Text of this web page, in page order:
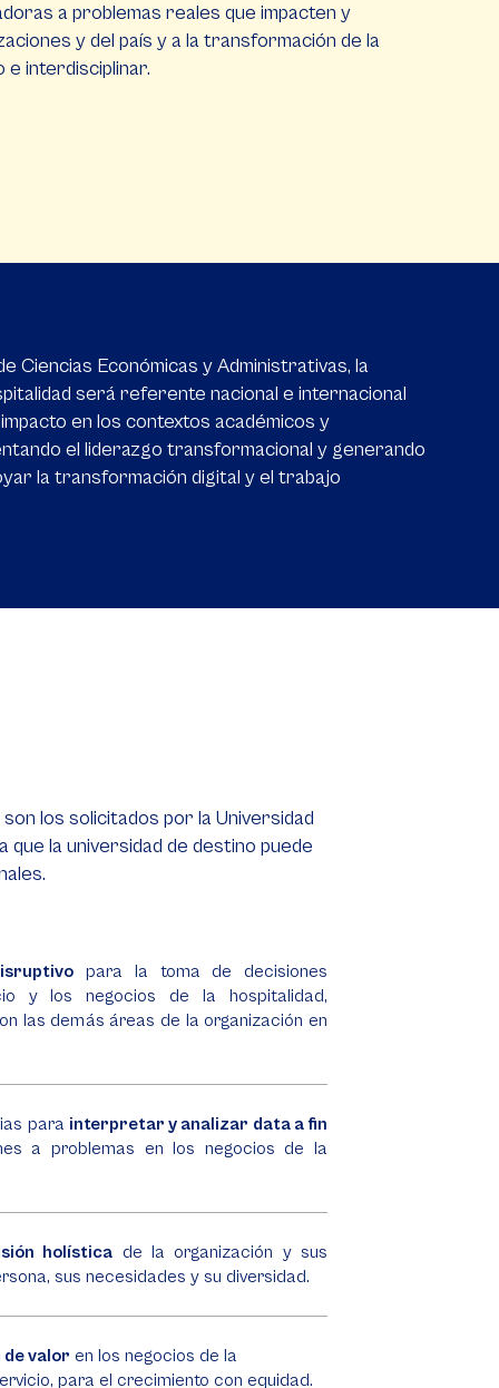
a problemas reales que impacten y
y del país y a la transformación de la
interdisciplinar.
Ciencias Económicas y Administrativas, la
será referente nacional e internacional
en los contextos académicos y
el liderazgo transformacional y generando
la transformación digital y el trabajo
los solicitados por la Universidad
que la universidad de destino puede
para la toma de decisiones
y los negocios de la hospitalidad,
las demás áreas de la organización en
para interpretar y analizar data a fin
a problemas en los negocios de la
holística de la organización y sus
sus necesidades y su diversidad.
valor en los negocios de la
para el crecimiento con equidad.